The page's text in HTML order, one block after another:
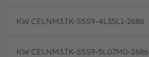
KW CELNM3.TK-S5S9-4L35L1-2686
KW CELNM3.TK-S5S9-5L07M0-2686